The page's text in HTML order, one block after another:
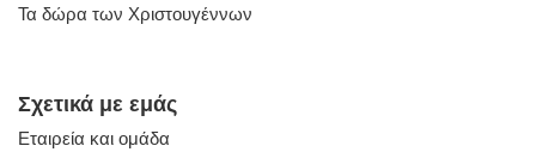
Τα δώρα των Χριστουγέννων
Σχετικά με εμάς
Εταιρεία και ομάδα